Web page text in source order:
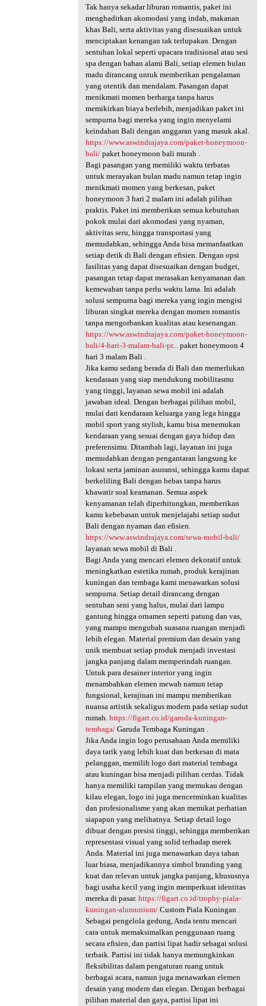
Tak hanya sekadar liburan romantis, paket ini
menghadirkan akomodasi yang indah, makanan
khas Bali, serta aktivitas yang disesuaikan untuk
menciptakan kenangan tak terlupakan. Dengan
sentuhan lokal seperti upacara tradisional atau sesi
spa dengan bahan alami Bali, setiap elemen bulan
madu dirancang untuk memberikan pengalaman
yang otentik dan mendalam. Pasangan dapat
menikmati momen berharga tanpa harus
memikirkan biaya berlebih, menjadikan paket ini
sempurna bagi mereka yang ingin menyelami
keindahan Bali dengan anggaran yang masuk akal.
https://www.aswindrajaya.com/paket-honeymoon-
bali/paket honeymoon bali murah .
Bagi pasangan yang memiliki waktu terbatas
untuk merayakan bulan madu namun tetap ingin
menikmati momen yang berkesan, paket
honeymoon 3 hari 2 malam ini adalah pilihan
praktis. Paket ini memberikan semua kebutuhan
pokok mulai dari akomodasi yang nyaman,
aktivitas seru, hingga transportasi yang
memudahkan, sehingga Anda bisa memanfaatkan
setiap detik di Bali dengan efisien. Dengan opsi
fasilitas yang dapat disesuaikan dengan budget,
pasangan tetap dapat merasakan kenyamanan dan
kemewahan tanpa perlu waktu lama. Ini adalah
solusi sempurna bagi mereka yang ingin mengisi
liburan singkat mereka dengan momen romantis
tanpa mengorbankan kualitas atau kesenangan.
https://www.aswindrajaya.com/paket-honeymoon-
bali/4-hari-3-malam-bali-pr...paket honeymoon 4
hari 3 malam Bali .
Jika kamu sedang berada di Bali dan memerlukan
kendaraan yang siap mendukung mobilitasmu
yang tinggi, layanan sewa mobil ini adalah
jawaban ideal. Dengan berbagai pilihan mobil,
mulai dari kendaraan keluarga yang lega hingga
mobil sport yang stylish, kamu bisa menemukan
kendaraan yang sesuai dengan gaya hidup dan
preferensimu. Ditambah lagi, layanan ini juga
memudahkan dengan pengantaran langsung ke
lokasi serta jaminan asuransi, sehingga kamu dapat
berkeliling Bali dengan bebas tanpa harus
khawatir soal keamanan. Semua aspek
kenyamanan telah diperhitungkan, memberikan
kamu kebebasan untuk menjelajahi setiap sudut
Bali dengan nyaman dan efisien.
https://www.aswindrajaya.com/sewa-mobil-bali/
layanan sewa mobil di Bali .
Bagi Anda yang mencari elemen dekoratif untuk
meningkatkan estetika rumah, produk kerajinan
kuningan dan tembaga kami menawarkan solusi
sempurna. Setiap detail dirancang dengan
sentuhan seni yang halus, mulai dari lampu
gantung hingga ornamen seperti patung dan vas,
yang mampu mengubah suasana ruangan menjadi
lebih elegan. Material premium dan desain yang
unik membuat setiap produk menjadi investasi
jangka panjang dalam memperindah ruangan.
Untuk para desainer interior yang ingin
menambahkan elemen mewah namun tetap
fungsional, kerajinan ini mampu memberikan
nuansa artistik sekaligus modern pada setiap sudut
rumah. https://figart.co.id/garuda-kuningan-
tembaga/Garuda Tembaga Kuningan .
Jika Anda ingin logo perusahaan Anda memiliki
daya tarik yang lebih kuat dan berkesan di mata
pelanggan, memilih logo dari material tembaga
atau kuningan bisa menjadi pilihan cerdas. Tidak
hanya memiliki tampilan yang memukau dengan
kilau elegan, logo ini juga mencerminkan kualitas
dan profesionalisme yang akan memikat perhatian
siapapun yang melihatnya. Setiap detail logo
dibuat dengan presisi tinggi, sehingga memberikan
representasi visual yang solid terhadap merek
Anda. Material ini juga menawarkan daya tahan
luar biasa, menjadikannya simbol branding yang
kuat dan relevan untuk jangka panjang, khususnya
bagi usaha kecil yang ingin memperkuat identitas
mereka di pasar. https://figart.co.id/trophy-piala-
kuningan-alumunium/Custom Piala Kuningan .
Sebagai pengelola gedung, Anda tentu mencari
cara untuk memaksimalkan penggunaan ruang
secara efisien, dan partisi lipat hadir sebagai solusi
terbaik. Partisi ini tidak hanya memungkinkan
fleksibilitas dalam pengaturan ruang untuk
berbagai acara, namun juga menawarkan elemen
desain yang modern dan elegan. Dengan berbagai
pilihan material dan gaya, partisi lipat ini